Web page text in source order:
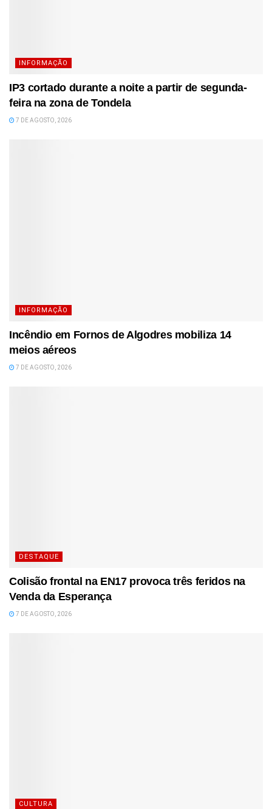
INFORMAÇÃO
IP3 cortado durante a noite a partir de segunda-
feira na zona de Tondela
7 DE AGOSTO, 2026
INFORMAÇÃO
Incêndio em Fornos de Algodres mobiliza 14
meios aéreos
7 DE AGOSTO, 2026
DESTAQUE
Colisão frontal na EN17 provoca três feridos na
Venda da Esperança
7 DE AGOSTO, 2026
CULTURA